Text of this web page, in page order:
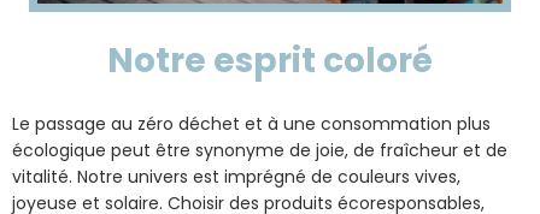
Notre esprit coloré
Le passage au zéro déchet et à une consommation plus
écologique peut être synonyme de joie, de fraîcheur et de
vitalité. Notre univers est imprégné de couleurs vives,
joyeuse et solaire. Choisir des produits écoresponsables,